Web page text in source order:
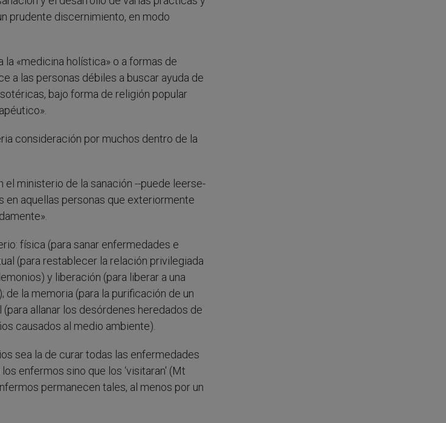
prudente discernimiento, en modo
«medicina holística» o a formas de
a las personas débiles a buscar ayuda de
bajo forma de religión popular
consideración por muchos dentro de la
ministerio de la sanación --puede leerse-
en aquellas personas que exteriormente
física (para sanar enfermedades e
(para restablecer la relación privilegiada
y liberación (para liberar a una
de la memoria (para la purificación de un
allanar los desórdenes heredados de
causados al medio ambiente).
sea la de curar todas las enfermedades
enfermos sino que los ‘visitaran' (Mt
permanecen tales, al menos por un